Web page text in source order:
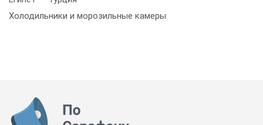
Холодильники и морозильные камеры